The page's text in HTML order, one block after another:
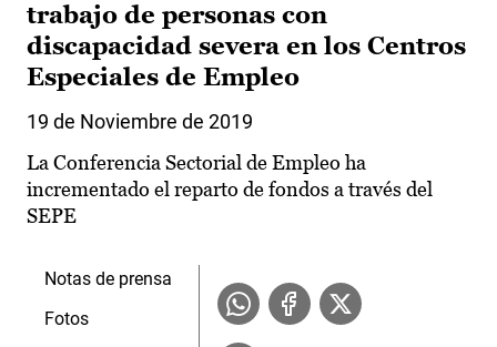
trabajo de personas con
discapacidad severa en los Centros
Especiales de Empleo
19 de Noviembre de 2019
La Conferencia Sectorial de Empleo ha
incrementado el reparto de fondos a través del
SEPE
Notas de prensa
Fotos